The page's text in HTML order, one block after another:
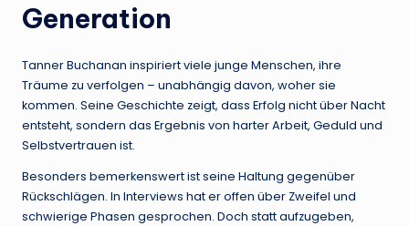
Generation
Tanner Buchanan inspiriert viele junge Menschen, ihre
Träume zu verfolgen – unabhängig davon, woher sie
kommen. Seine Geschichte zeigt, dass Erfolg nicht über Nacht
entsteht, sondern das Ergebnis von harter Arbeit, Geduld und
Selbstvertrauen ist.
Besonders bemerkenswert ist seine Haltung gegenüber
Rückschlägen. In Interviews hat er offen über Zweifel und
schwierige Phasen gesprochen. Doch statt aufzugeben,